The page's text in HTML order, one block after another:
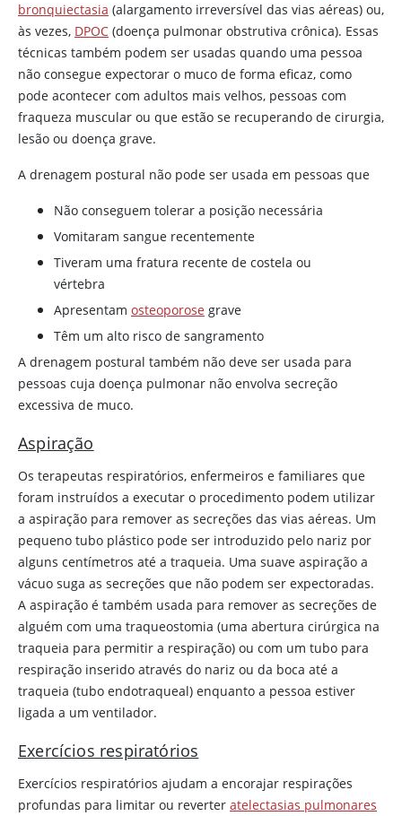
bronquiectasia (alargamento irreversível das vias aéreas) ou,
às vezes, DPOC (doença pulmonar obstrutiva crônica). Essas
técnicas também podem ser usadas quando uma pessoa
não consegue expectorar o muco de forma eficaz, como
pode acontecer com adultos mais velhos, pessoas com
fraqueza muscular ou que estão se recuperando de cirurgia,
lesão ou doença grave.
A drenagem postural não pode ser usada em pessoas que
Não conseguem tolerar a posição necessária
Vomitaram sangue recentemente
Tiveram uma fratura recente de costela ou
vértebra
Apresentam osteoporose grave
Têm um alto risco de sangramento
A drenagem postural também não deve ser usada para
pessoas cuja doença pulmonar não envolva secreção
excessiva de muco.
Aspiração
Os terapeutas respiratórios, enfermeiros e familiares que
foram instruídos a executar o procedimento podem utilizar
a aspiração para remover as secreções das vias aéreas. Um
pequeno tubo plástico pode ser introduzido pelo nariz por
alguns centímetros até a traqueia. Uma suave aspiração a
vácuo suga as secreções que não podem ser expectoradas.
A aspiração é também usada para remover as secreções de
alguém com uma traqueostomia (uma abertura cirúrgica na
traqueia para permitir a respiração) ou com um tubo para
respiração inserido através do nariz ou da boca até a
traqueia (tubo endotraqueal) enquanto a pessoa estiver
ligada a um ventilador.
Exercícios respiratórios
Exercícios respiratórios ajudam a encorajar respirações
profundas para limitar ou reverter atelectasias pulmonares